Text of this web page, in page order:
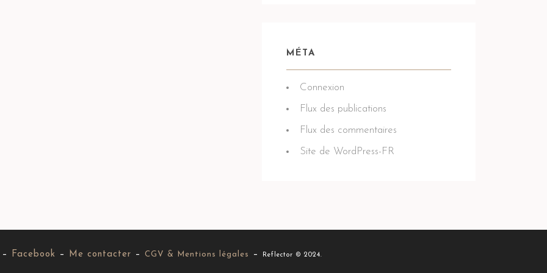
MÉTA
Connexion
Flux des publications
Flux des commentaires
Site de WordPress-FR
– Facebook – Me contacter – CGV & Mentions légales – Reflector © 2024.